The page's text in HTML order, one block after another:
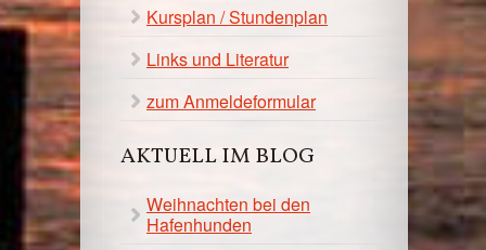
Kursplan / Stundenplan
Links und Literatur
zum Anmeldeformular
AKTUELL IM BLOG
Weihnachten bei den
Hafenhunden